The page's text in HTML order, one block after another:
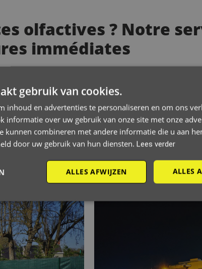
olfactives ? Notre
immédiates
vaut mieux ne pas ignorer. Les
et l’entretien préventif.
gebruik van cookies.
inhoud en advertenties te personaliseren en om ons
informatie over uw gebruik van onze site met onze
kunnen combineren met andere informatie die u aan
door uw gebruik van hun diensten. Lees verder
ALLES
ALLES AFWIJZEN